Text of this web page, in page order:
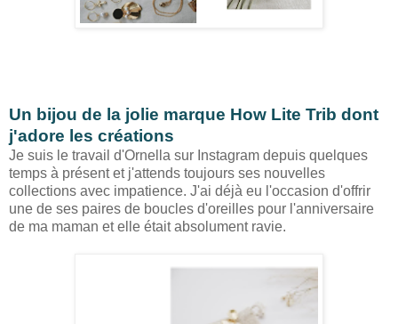
Un bijou de la jolie marque How Lite Trib dont
j'adore les créations
Je suis le travail d'Ornella sur Instagram depuis quelques
temps à présent et j'attends toujours ses nouvelles
collections avec impatience. J'ai déjà eu l'occasion d'offrir
une de ses paires de boucles d'oreilles pour l'anniversaire
de ma maman et elle était absolument ravie.